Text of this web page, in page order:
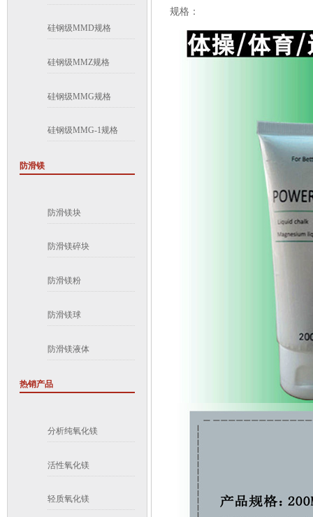
硅钢级MMD规格
硅钢级MMZ规格
硅钢级MMG规格
硅钢级MMG-1规格
防滑镁
防滑镁块
防滑镁碎块
防滑镁粉
防滑镁球
防滑镁液体
热销产品
分析纯氧化镁
活性氧化镁
轻质氧化镁
规格：